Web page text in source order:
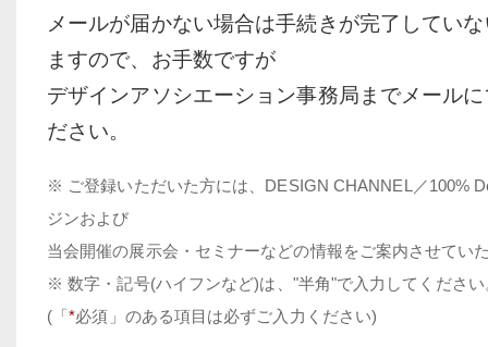
メールが届かない場合は手続きが完了してい
ますので、お手数ですが
デザインアソシエーション事務局までメール
ださい。
※ ご登録いただいた方には、DESIGN CHANNEL／100%
ジンおよび
当会開催の展示会・セミナーなどの情報をご案内させてい
※ 数字・記号(ハイフンなど)は、"半角"で入力してください
(「*必須」のある項目は必ずご入力ください)